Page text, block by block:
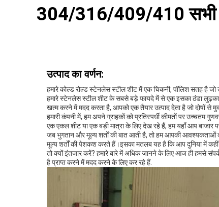
304/316/409/410
उत्पाद का वर्णन:
हमारे कोल्ड रोल्ड स्टेनलेस स्टील शीट में एक चिकनी, पॉलिश सतह है
हमारे स्टेनलेस स्टील शीट के सबसे बड़े फायदे में से एक इसका ठंडा लुढ़का
खत्म करने में मदद करता है, आपको एक तैयार उत्पाद देता है जो दोषों से
हमारी कंपनी में, हम अपने ग्राहकों को प्रतिस्पर्धी कीमतों पर उच्चतम
एक एकल शीट या एक बड़ी मात्रा के लिए देख रहे हैं, हम यहाँ आप
जब भुगतान और मूल्य शर्तों की बात आती है, तो हम आपकी
मूल्य शर्तों की पेशकश करते हैं।इसका मतलब यह है कि आप दुनिया में
तो क्यों इंतजार करें? हमारे बारे में अधिक जानने के लिए आज ही हमसे
है प्राप्त करने में मदद करने के लिए कर रहे हैं.